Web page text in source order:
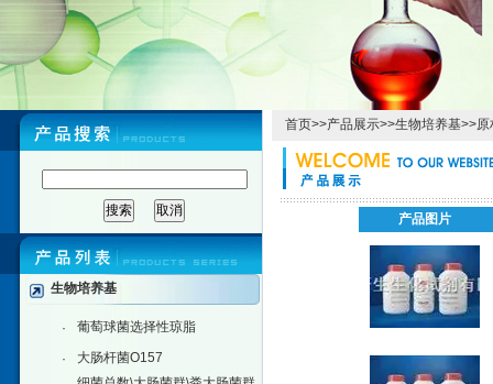
生物培养基
· 葡萄球菌选择性琼脂
· 大肠杆菌O157
首页>>产品展示>>生物培养基>>原
产品图片